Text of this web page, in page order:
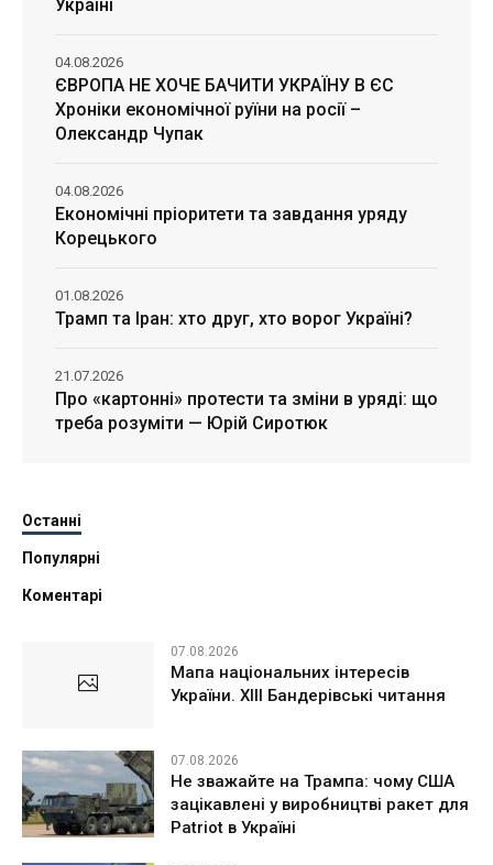
Україні
ЄВРОПА НЕ ХОЧЕ БАЧИТИ УКРАЇНУ В ЄС
Хроніки економічної руїни на росії –
Олександр Чупак
04.08.2026
Економічні пріоритети та завдання уряду
Корецького
04.08.2026
Трамп та Іран: хто друг, хто ворог Україні?
01.08.2026
Про «картонні» протести та зміни в уряді: що
треба розуміти — Юрій Сиротюк
21.07.2026
Останні
Популярні
Коментарі
07.08.2026
Мапа національних інтересів
України. ХІІІ Бандерівські читання
07.08.2026
Не зважайте на Трампа: чому США
зацікавлені у виробництві ракет для
Patriot в Україні